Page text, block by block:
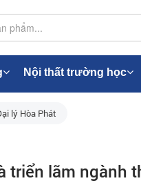
Nội thất trường học
lý Hòa Phát
lãm ngành